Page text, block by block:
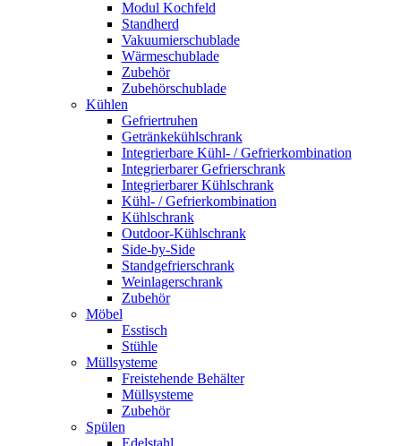
Modul Kochfeld
Standherd
Vakuumierschublade
Wärmeschublade
Zubehör
Zubehörschublade
Kühlen
Gefriertruhen
Getränkekühlschrank
Integrierbare Kühl- / Gefrierkombination
Integrierbarer Gefrierschrank
Integrierbarer Kühlschrank
Kühl- / Gefrierkombination
Kühlschrank
Outdoor-Kühlschrank
Side-by-Side
Standgefrierschrank
Weinlagerschrank
Zubehör
Möbel
Esstisch
Stühle
Müllsysteme
Freistehende Behälter
Müllsysteme
Zubehör
Spülen
Edelstahl